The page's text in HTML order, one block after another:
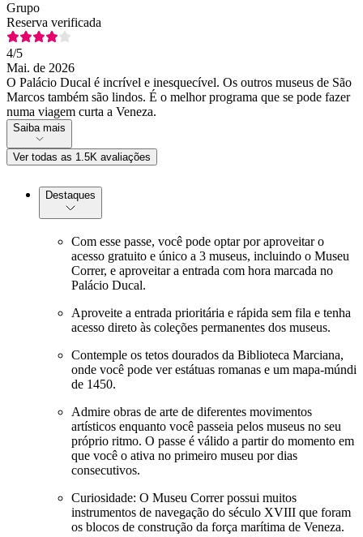
Grupo
Reserva verificada
4/5
Mai. de 2026
O Palácio Ducal é incrível e inesquecível. Os outros museus de São
Marcos também são lindos. É o melhor programa que se pode fazer
numa viagem curta a Veneza.
Saiba mais
Ver todas as 1.5K avaliações
Destaques
Com esse passe, você pode optar por aproveitar o
acesso gratuito e único a 3 museus, incluindo o Museu
Correr, e aproveitar a entrada com hora marcada no
Palácio Ducal.
Aproveite a entrada prioritária e rápida sem fila e tenha
acesso direto às coleções permanentes dos museus.
Contemple os tetos dourados da Biblioteca Marciana,
onde você pode ver estátuas romanas e um mapa-múndi
de 1450.
Admire obras de arte de diferentes movimentos
artísticos enquanto você passeia pelos museus no seu
próprio ritmo. O passe é válido a partir do momento em
que você o ativa no primeiro museu por dias
consecutivos.
Curiosidade: O Museu Correr possui muitos
instrumentos de navegação do século XVIII que foram
os blocos de construção da força marítima de Veneza.